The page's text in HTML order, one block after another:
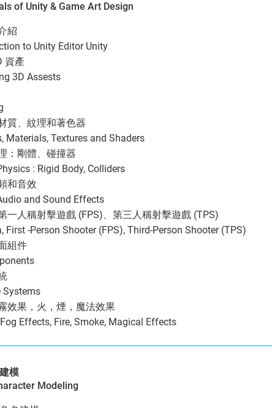
of Unity & Game Art Design
紹
to Unity Editor Unity
資產
3D Assests
質、紋理和著色器
Materials, Textures and Shaders
：剛體、碰撞器
: Rigid Body, Colliders
和音效
and Sound Effects
一人稱射擊遊戲 (FPS)、第三人稱射擊遊戲 (TPS)
First -Person Shooter (FPS), Third-Person Shooter (TPS)
組件
Systems
效果，火，煙，魔法效果
Effects, Fire, Smoke, Magical Effects
模
Modeling